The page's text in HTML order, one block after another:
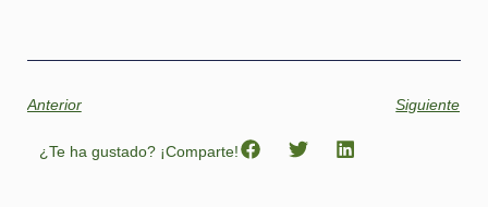
Anterior Siguiente
¿Te ha gustado? ¡Comparte!